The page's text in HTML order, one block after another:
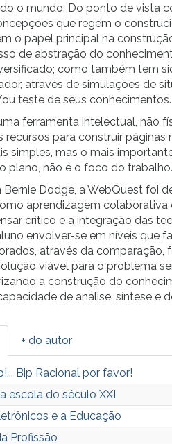
o mundo. Do ponto de vista
que regem o
o papel principal na
de abstração do
como também tem
através de simulações de
teste de seus conhecimentos.
ferramenta intelectual, não
recursos para construir
simples, mas o mais
plano, não é o foco do
Dodge, a WebQuest foi
aprendizagem
crítico e a integração das
envolver-se em níveis que
através da comparação,
viável para o problema
a construção do
de análise, síntese e
+ do autor
Bip Racional por favor!
escola do século XXI
e a Educação
Profissão